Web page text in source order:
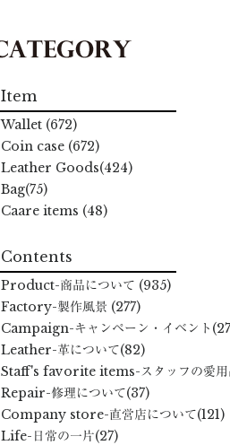
Item
Wallet (672)
Coin case (672)
Leather Goods(424)
Bag(75)
Caare items (48)
Contents
Product-商品について (935)
Factory-製作風景 (277)
Campaign-キャンペーン・イベント
Leather-革について(82)
Staff's favorite items-スタッフの愛
Repair-修理について(37)
Company store-直営店について(121)
Life-日常の一片(27)